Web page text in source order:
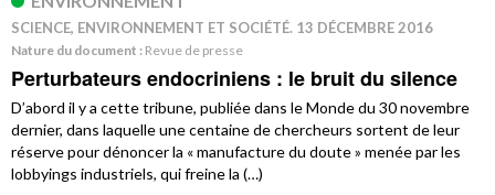
SCIENCE, ENVIRONNEMENT ET SOCIÉTÉ. 13 DÉCEMBRE 2016
Nature du document : Revue de presse
Perturbateurs endocriniens : le bruit du silence
D’abord il y a cette tribune, publiée dans le Monde du 30 novembre
dernier, dans laquelle une centaine de chercheurs sortent de leur
réserve pour dénoncer la « manufacture du doute » menée par les
lobbyings industriels, qui freine la (…)